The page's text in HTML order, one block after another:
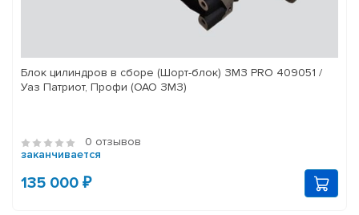
Блок цилиндров в сборе (Шорт-блок) ЗМЗ PRO 409051 /
Уаз Патриот, Профи (ОАО ЗМЗ)
0 отзывов
заканчивается
135 000 ₽